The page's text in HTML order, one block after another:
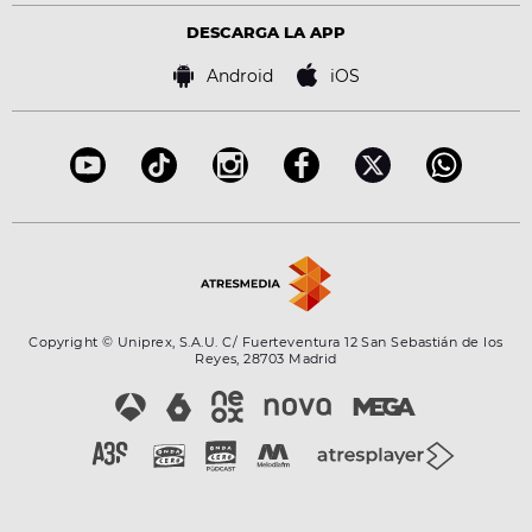
Virales
Bases de concursos
DESCARGA LA APP
Android iOS
Copyright © Uniprex, S.A.U. C/ Fuerteventura 12 San Sebastián de los
Reyes, 28703 Madrid